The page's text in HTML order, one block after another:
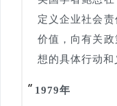
定义企业社会
价值，向有关
想的具体行动和
1979年